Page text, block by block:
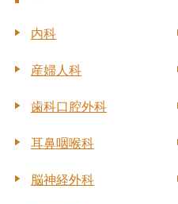
内科
産婦人科
歯科口腔外科
耳鼻咽喉科
脳神経外科